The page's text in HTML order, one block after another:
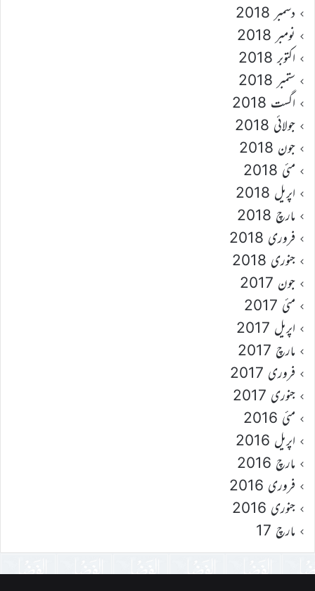
دسمبر 2018
نومبر 2018
اکتوبر 2018
ستمبر 2018
اگست 2018
جولائی 2018
جون 2018
مئی 2018
اپریل 2018
مارچ 2018
فروری 2018
جنوری 2018
جون 2017
مئی 2017
اپریل 2017
مارچ 2017
فروری 2017
جنوری 2017
مئی 2016
اپریل 2016
مارچ 2016
فروری 2016
جنوری 2016
مارچ 17